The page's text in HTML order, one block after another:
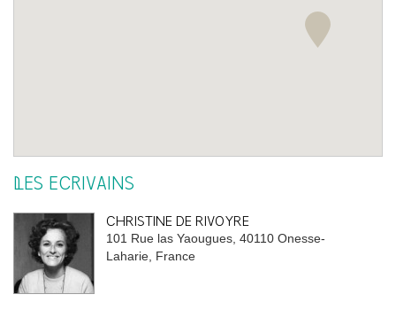
LES ÉCRIVAINS
CHRISTINE DE RIVOYRE
101 Rue las Yaougues, 40110 Onesse-
Laharie, France